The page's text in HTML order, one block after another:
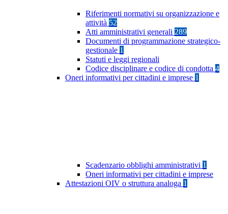
Riferimenti normativi su organizzazione e
attività 52
Atti amministrativi generali 289
Documenti di programmazione strategico-
gestionale 1
Statuti e leggi regionali
Codice disciplinare e codice di condotta 4
Oneri informativi per cittadini e imprese 1
Scadenzario obblighi amministrativi 1
Oneri informativi per cittadini e imprese
Attestazioni OIV o struttura analoga 1